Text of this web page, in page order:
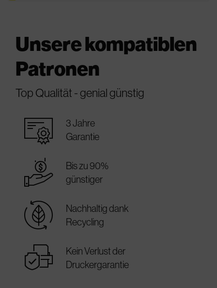
Unsere kompatiblen
Patronen
Top Qualität - genial günstig
warranty_certificate
3 Jahre
Garantie
best_price
Bis zu 90%
günstiger
sustainable
Nachhaltig dank
Recycling
warranty
Kein Verlust der
Druckergarantie